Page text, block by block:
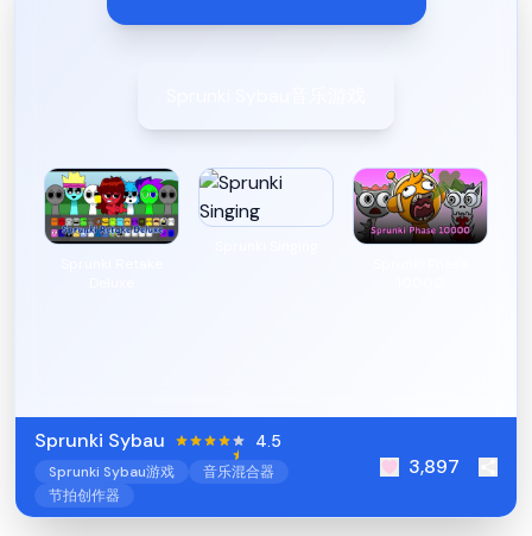
Sprunki Sybau 4.5
Sprunki Sybau游戏
音乐混合器
节拍创作器
3,897